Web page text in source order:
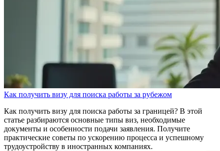
Как получить визу для поиска работы за рубежом
Как получить визу для поиска работы за границей? В этой
статье разбираются основные типы виз, необходимые
документы и особенности подачи заявления. Получите
практические советы по ускорению процесса и успешному
трудоустройству в иностранных компаниях.